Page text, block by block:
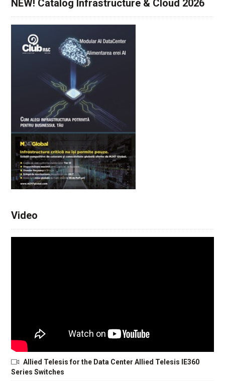
NEW! Catalog Infrastructure & Cloud 2026
Video
Allied Telesis for the Data Center Allied Telesis IE360
Series Switches